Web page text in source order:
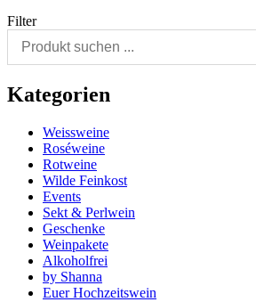
Filter
Kategorien
Weissweine
Roséweine
Rotweine
Wilde Feinkost
Events
Sekt & Perlwein
Geschenke
Weinpakete
Alkoholfrei
by Shanna
Euer Hochzeitswein